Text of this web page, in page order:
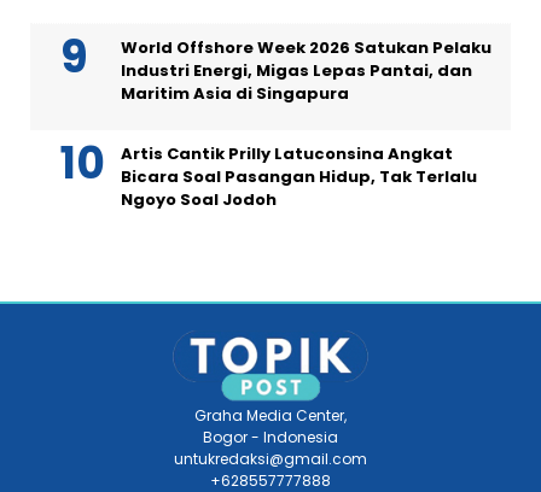
World Offshore Week 2026 Satukan Pelaku
Industri Energi, Migas Lepas Pantai, dan
Maritim Asia di Singapura
Artis Cantik Prilly Latuconsina Angkat
Bicara Soal Pasangan Hidup, Tak Terlalu
Ngoyo Soal Jodoh
Graha Media Center,
Bogor - Indonesia
untukredaksi@gmail.com
+628557777888